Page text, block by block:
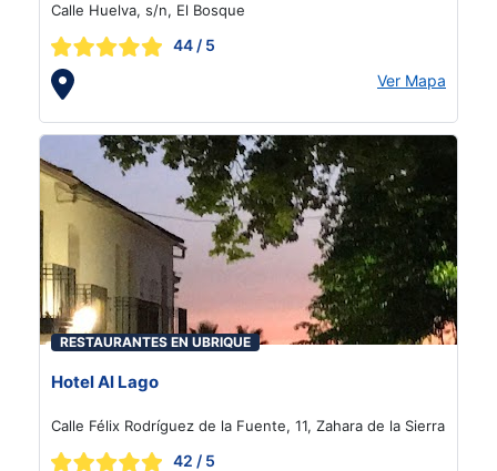
Calle Huelva, s/n, El Bosque
44 / 5
Ver Mapa
RESTAURANTES EN UBRIQUE
Hotel Al Lago
Calle Félix Rodríguez de la Fuente, 11, Zahara de la Sierra
42 / 5